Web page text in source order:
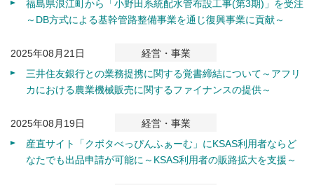
福島県浪江町から「小野田系統配水管布設工事(第3期)」を受注
～DB方式による基幹管路整備事業を通じ復興事業に貢献～
2025年08月21日
経営・事業
三井住友銀行との業務提携に関する覚書締結について～アフリ
カにおける農業機械販売に関するファイナンスの提供～
2025年08月19日
経営・事業
産直サイト「クボタべっぴんふぁーむ」にKSAS利用者ならど
なたでも出品申請が可能に～KSAS利用者の販路拡大を支援～